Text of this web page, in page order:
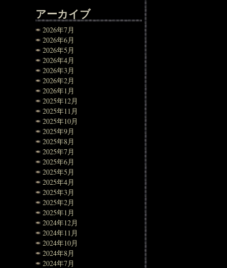
アーカイブ
2026年7月
2026年6月
2026年5月
2026年4月
2026年3月
2026年2月
2026年1月
2025年12月
2025年11月
2025年10月
2025年9月
2025年8月
2025年7月
2025年6月
2025年5月
2025年4月
2025年3月
2025年2月
2025年1月
2024年12月
2024年11月
2024年10月
2024年8月
2024年7月